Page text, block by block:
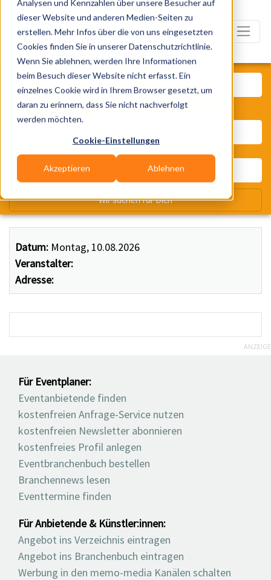
Analysen und Kennzahlen über unsere Besucher auf
dieser Website und anderen Medien-Seiten zu
erstellen. Mehr Infos über die von uns eingesetzten
Cookies finden Sie in unserer Datenschutzrichtlinie.
Wenn Sie ablehnen, werden Ihre Informationen
beim Besuch dieser Website nicht erfasst. Ein
einzelnes Cookie wird in Ihrem Browser gesetzt, um
daran zu erinnern, dass Sie nicht nachverfolgt
werden möchten.
Cookie-Einstellungen
Akzeptieren Ablehnen
Datum: Montag, 10.08.2026
Veranstalter:
Adresse:
Was? Künstler, Zelte, Bands,
Wir suchen für Dich
ANZEIGE
Für Eventplaner:
Eventanbietende finden
kostenfreien Anfrage-Service nutzen
kostenfreien Newsletter abonnieren
kostenfreies Profil anlegen
Eventbranchenbuch bestellen
Branchennews lesen
Eventtermine finden
Für Anbietende & Künstler:innen:
Angebot ins Verzeichnis eintragen
Angebot ins Branchenbuch eintragen
Werbung in den memo-media Kanälen schalten